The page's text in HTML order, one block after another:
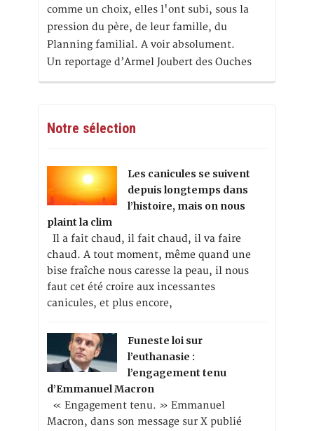
comme un choix, elles l'ont subi, sous la
pression du père, de leur famille, du
Planning familial. A voir absolument.
Un reportage d’Armel Joubert des Ouches
Notre sélection
Les canicules se suivent
depuis longtemps dans
l’histoire, mais on nous
plaint la clim
Il a fait chaud, il fait chaud, il va faire
chaud. A tout moment, même quand une
bise fraîche nous caresse la peau, il nous
faut cet été croire aux incessantes
canicules, et plus encore,
Funeste loi sur
l’euthanasie :
l’engagement tenu
d’Emmanuel Macron
« Engagement tenu. » Emmanuel
Macron, dans son message sur X publié